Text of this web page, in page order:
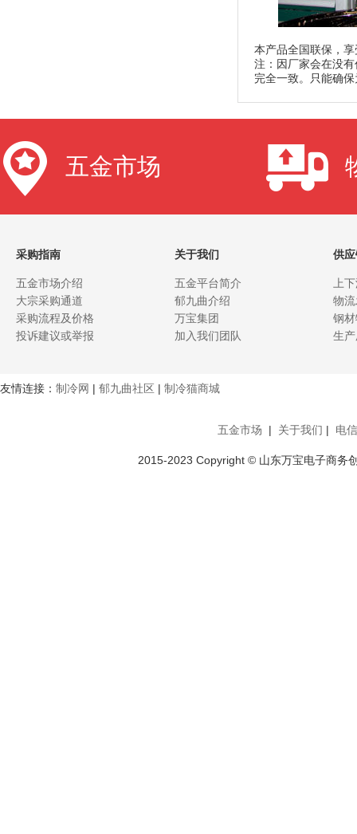
本产品全国联保，
注：因厂家会在没
完全一致。只能确
五金市场
采购指南
五金市场介绍
大宗采购通道
采购流程及价格
投诉建议或举报
关于我们
五金平台简介
郁九曲介绍
万宝集团
加入我们团队
供
上
物
钢
生
友情连接： 制冷网 | 郁九曲社区 | 制冷猫商城
五金市场 | 关于我们 | 电
2015-2023 Copyright © 山东万宝电子商务